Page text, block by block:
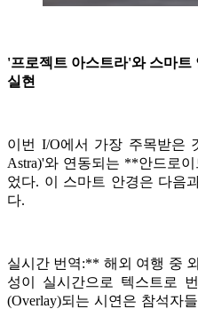
'프로젝트 아스트라'와 스마트
실현
이번 I/O에서 가장 주목받은
Astra)'와 연동되는 **안드로
었다. 이 스마트 안경은 다음
다.
실시간 번역:** 해외 여행 중
성이 실시간으로 텍스트로
(Overlay)되는 시연은 참석자